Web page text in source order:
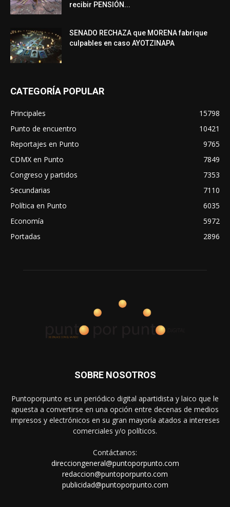
recibir PENSIÓN...
SENADO RECHAZA que MORENA fabrique
culpables en caso AYOTZINAPA
CATEGORÍA POPULAR
Principales
15798
Punto de encuentro
10421
Reportajes en Punto
9765
CDMX en Punto
7849
Congreso y partidos
7353
Secundarias
7110
Política en Punto
6035
Economía
5972
Portadas
2896
SOBRE NOSOTROS
Puntoporpunto es un periódico digital apartidista y laico que le
apuesta a convertirse en una opción entre decenas de medios
impresos y electrónicos en su gran mayoría atados a intereses
comerciales y/o políticos.
Contáctanos:
direcciongeneral@puntoporpunto.com
redaccion@puntoporpunto.com
publicidad@puntoporpunto.com